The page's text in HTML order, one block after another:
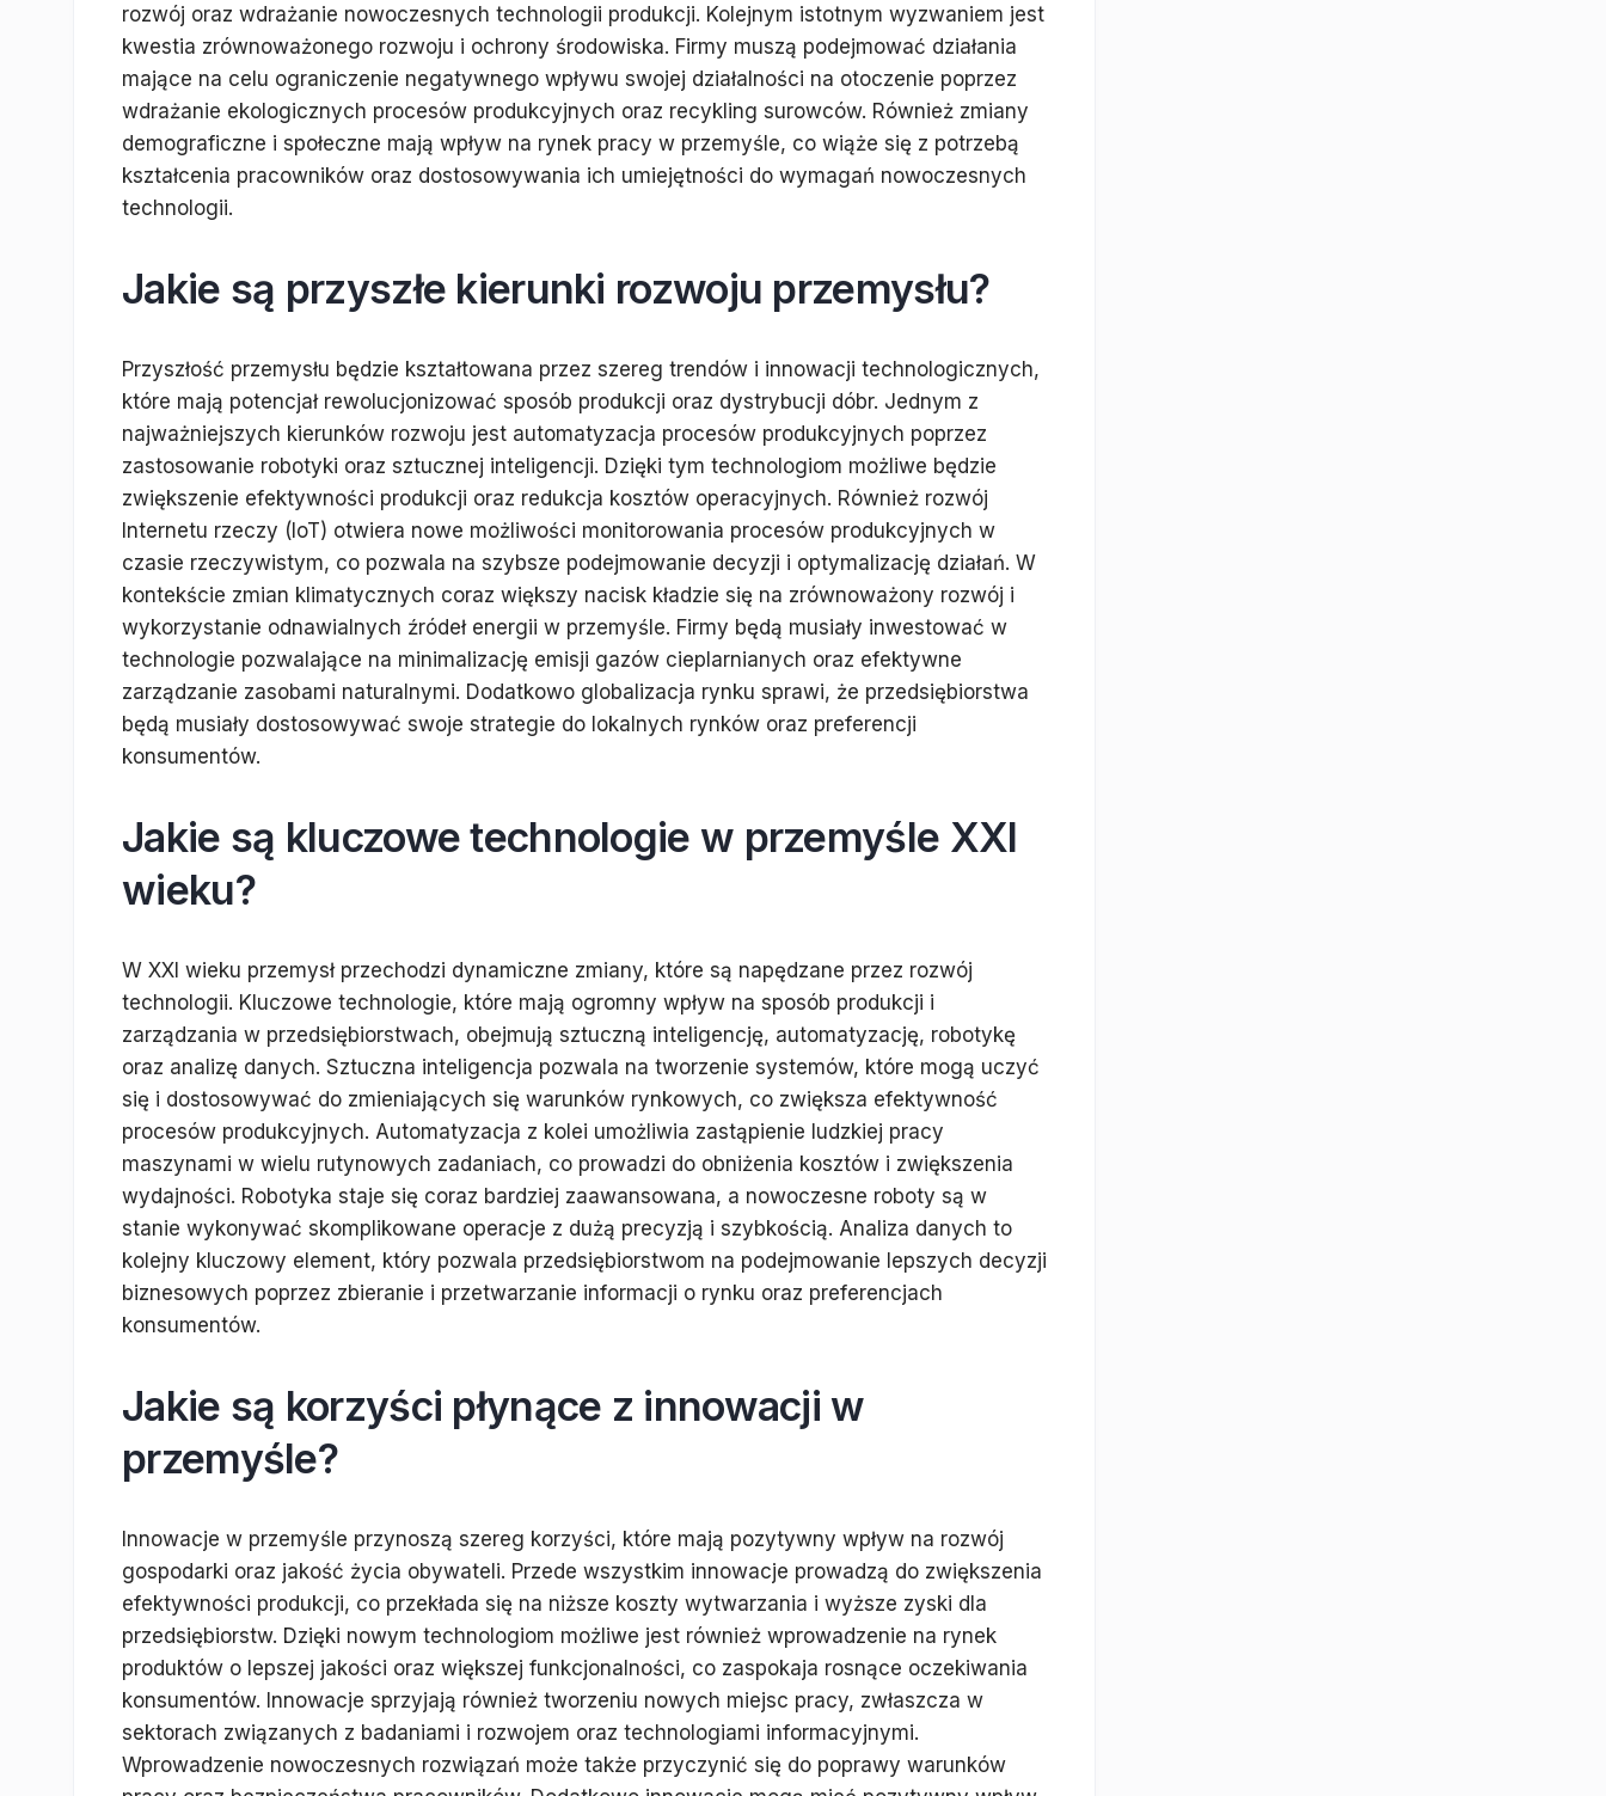
rozwój oraz wdrażanie nowoczesnych technologii produkcji. Kolejnym istotnym wyzwaniem jest
kwestia zrównoważonego rozwoju i ochrony środowiska. Firmy muszą podejmować działania
mające na celu ograniczenie negatywnego wpływu swojej działalności na otoczenie poprzez
wdrażanie ekologicznych procesów produkcyjnych oraz recykling surowców. Również zmiany
demograficzne i społeczne mają wpływ na rynek pracy w przemyśle, co wiąże się z potrzebą
kształcenia pracowników oraz dostosowywania ich umiejętności do wymagań nowoczesnych
technologii.
Jakie są przyszłe kierunki rozwoju przemysłu?
Przyszłość przemysłu będzie kształtowana przez szereg trendów i innowacji technologicznych,
które mają potencjał rewolucjonizować sposób produkcji oraz dystrybucji dóbr. Jednym z
najważniejszych kierunków rozwoju jest automatyzacja procesów produkcyjnych poprzez
zastosowanie robotyki oraz sztucznej inteligencji. Dzięki tym technologiom możliwe będzie
zwiększenie efektywności produkcji oraz redukcja kosztów operacyjnych. Również rozwój
Internetu rzeczy (IoT) otwiera nowe możliwości monitorowania procesów produkcyjnych w
czasie rzeczywistym, co pozwala na szybsze podejmowanie decyzji i optymalizację działań. W
kontekście zmian klimatycznych coraz większy nacisk kładzie się na zrównoważony rozwój i
wykorzystanie odnawialnych źródeł energii w przemyśle. Firmy będą musiały inwestować w
technologie pozwalające na minimalizację emisji gazów cieplarnianych oraz efektywne
zarządzanie zasobami naturalnymi. Dodatkowo globalizacja rynku sprawi, że przedsiębiorstwa
będą musiały dostosowywać swoje strategie do lokalnych rynków oraz preferencji
konsumentów.
Jakie są kluczowe technologie w przemyśle XXI
wieku?
W XXI wieku przemysł przechodzi dynamiczne zmiany, które są napędzane przez rozwój
technologii. Kluczowe technologie, które mają ogromny wpływ na sposób produkcji i
zarządzania w przedsiębiorstwach, obejmują sztuczną inteligencję, automatyzację, robotykę
oraz analizę danych. Sztuczna inteligencja pozwala na tworzenie systemów, które mogą uczyć
się i dostosowywać do zmieniających się warunków rynkowych, co zwiększa efektywność
procesów produkcyjnych. Automatyzacja z kolei umożliwia zastąpienie ludzkiej pracy
maszynami w wielu rutynowych zadaniach, co prowadzi do obniżenia kosztów i zwiększenia
wydajności. Robotyka staje się coraz bardziej zaawansowana, a nowoczesne roboty są w
stanie wykonywać skomplikowane operacje z dużą precyzją i szybkością. Analiza danych to
kolejny kluczowy element, który pozwala przedsiębiorstwom na podejmowanie lepszych decyzji
biznesowych poprzez zbieranie i przetwarzanie informacji o rynku oraz preferencjach
konsumentów.
Jakie są korzyści płynące z innowacji w
przemyśle?
Innowacje w przemyśle przynoszą szereg korzyści, które mają pozytywny wpływ na rozwój
gospodarki oraz jakość życia obywateli. Przede wszystkim innowacje prowadzą do zwiększenia
efektywności produkcji, co przekłada się na niższe koszty wytwarzania i wyższe zyski dla
przedsiębiorstw. Dzięki nowym technologiom możliwe jest również wprowadzenie na rynek
produktów o lepszej jakości oraz większej funkcjonalności, co zaspokaja rosnące oczekiwania
konsumentów. Innowacje sprzyjają również tworzeniu nowych miejsc pracy, zwłaszcza w
sektorach związanych z badaniami i rozwojem oraz technologiami informacyjnymi.
Wprowadzenie nowoczesnych rozwiązań może także przyczynić się do poprawy warunków